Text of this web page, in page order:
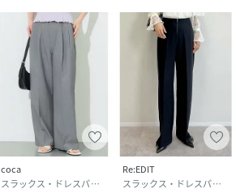
coca
スラックス・ドレスパンツ
Re:EDIT
スラックス・ドレスパンツ